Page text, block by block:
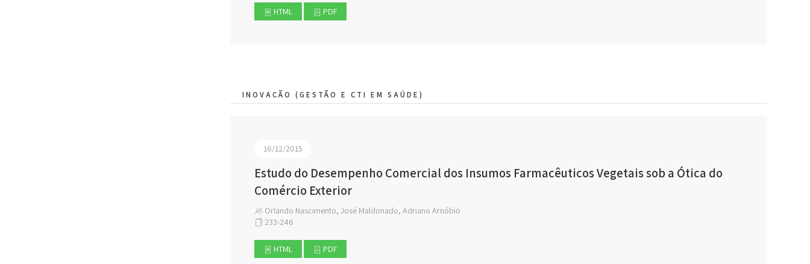
HTML PDF
INOVAÇÃO (GESTÃO E CTI EM SAÚDE)
16/12/2015
Estudo do Desempenho Comercial dos Insumos Farmacêuticos Vegetais sob a Ótica do
Comércio Exterior
Orlando Nascimento, José Maldonado, Adriano Arnóbio
233-246
HTML PDF